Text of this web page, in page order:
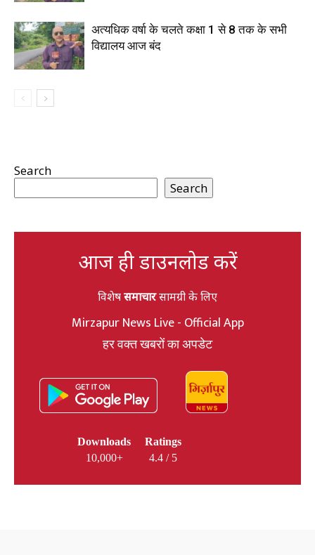
अत्यधिक वर्षा के चलते कक्षा 1 से 8 तक के सभी
विद्यालय आज बंद
Search
Search
आज ही डाउनलोड करें
विशेषसमाचारसामग्री के लिए
Mirzapur News Live - Official App
हर वक्त खबरों का अपडेट
Downloads
10,000+
Ratings
4.4 / 5